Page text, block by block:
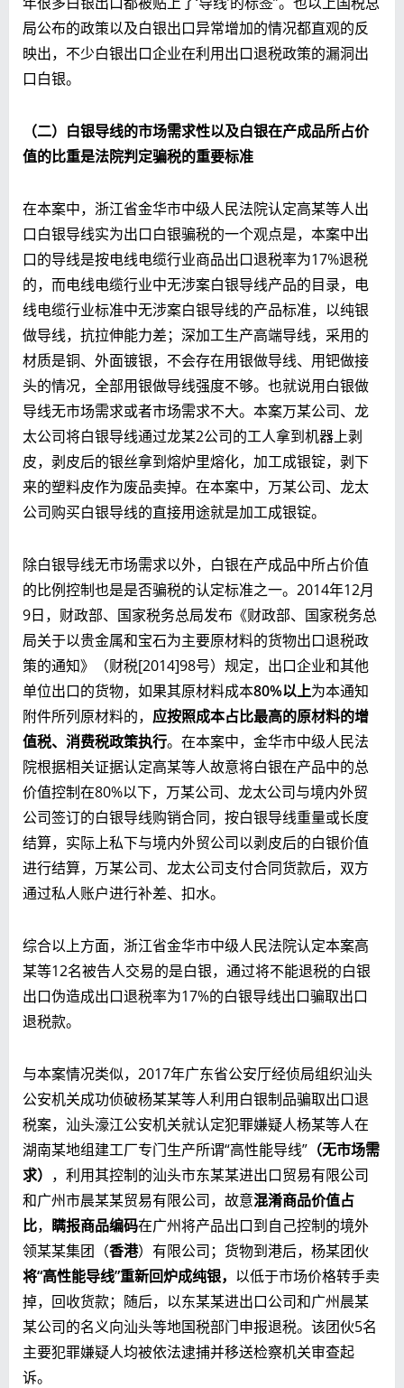
局公布的政策以及白银出口异常增加的情况都直观的反
映出，不少白银出口企业在利用出口退税政策的漏洞出
口白银。
（二）白银导线的市场需求性以及白银在产成品所占价
值的比重是法院判定骗税的重要标准
在本案中，浙江省金华市中级人民法院认定高某等人出
口白银导线实为出口白银骗税的一个观点是，本案中出
口的导线是按电线电缆行业商品出口退税率为17%退税
的，而电线电缆行业中无涉案白银导线产品的目录，电
线电缆行业标准中无涉案白银导线的产品标准，以纯银
做导线，抗拉伸能力差；深加工生产高端导线，采用的
材质是铜、外面镀银，不会存在用银做导线、用钯做接
头的情况，全部用银做导线强度不够。也就说用白银做
导线无市场需求或者市场需求不大。本案万某公司、龙
太公司将白银导线通过龙某2公司的工人拿到机器上剥
皮，剥皮后的银丝拿到熔炉里熔化，加工成银锭，剥下
来的塑料皮作为废品卖掉。在本案中，万某公司、龙太
公司购买白银导线的直接用途就是加工成银锭。
除白银导线无市场需求以外，白银在产成品中所占价值
的比例控制也是是否骗税的认定标准之一。2014年12月
9日，财政部、国家税务总局发布《财政部、国家税务总
局关于以贵金属和宝石为主要原材料的货物出口退税政
策的通知》（财税[2014]98号）规定，出口企业和其他
单位出口的货物，如果其原材料成本80%以上为本通知
附件所列原材料的， 应按照成本占比最高的原材料的增
值税、消费税政策执行。在本案中，金华市中级人民法
院根据相关证据认定高某等人故意将白银在产品中的总
价值控制在80%以下，万某公司、龙太公司与境内外贸
公司签订的白银导线购销合同，按白银导线重量或长度
结算，实际上私下与境内外贸公司以剥皮后的白银价值
进行结算，万某公司、龙太公司支付合同货款后，双方
通过私人账户进行补差、扣水。
综合以上方面，浙江省金华市中级人民法院认定本案高
某等12名被告人交易的是白银，通过将不能退税的白银
出口伪造成出口退税率为17%的白银导线出口骗取出口
退税款。
与本案情况类似，2017年广东省公安厅经侦局组织汕头
公安机关成功侦破杨某某等人利用白银制品骗取出口退
税案，汕头濠江公安机关就认定犯罪嫌疑人杨某等人在
湖南某地组建工厂专门生产所谓“高性能导线” （无市场需
求） ，利用其控制的汕头市东某某进出口贸易有限公司
和广州市晨某某贸易有限公司，故意混淆商品价值占
比， 瞒报商品编码在广州将产品出口到自己控制的境外
领某某集团（香港）有限公司；货物到港后，杨某团伙
将“高性能导线”重新回炉成纯银， 以低于市场价格转手卖
掉，回收货款；随后，以东某某进出口公司和广州晨某
某公司的名义向汕头等地国税部门申报退税。该团伙5名
主要犯罪嫌疑人均被依法逮捕并移送检察机关审查起
诉。